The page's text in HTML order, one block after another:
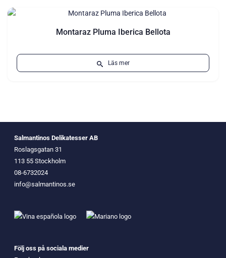
Montaraz Pluma Iberica Bellota
Läs mer
Salmantinos Delikatesser AB
Roslagsgatan 31
113 55 Stockholm
08-6732024
info@salmantinos.se
Följ oss på sociala medier